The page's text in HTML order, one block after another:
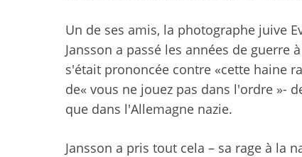
Un de ses amis, la photographe juive
Jansson a passé les années de guerre
s'était prononcée contre «cette haine
de« vous ne jouez pas dans l'ordre »-
que dans l'Allemagne nazie.
Jansson a pris tout cela – sa rage à la